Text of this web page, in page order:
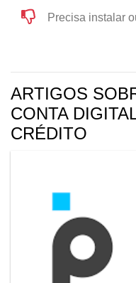
Precisa instalar
ARTIGOS
CONTA
CRÉDITO